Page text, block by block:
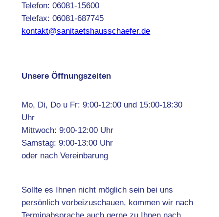
Telefon: 06081-15600
Telefax: 06081-687745
kontakt@sanitaetshausschaefer.de
Unsere Öffnungszeiten
Mo, Di, Do u Fr: 9:00-12:00 und 15:00-18:30
Uhr
Mittwoch: 9:00-12:00 Uhr
Samstag: 9:00-13:00 Uhr
oder nach Vereinbarung
Sollte es Ihnen nicht möglich sein bei uns
persönlich vorbeizuschauen, kommen wir nach